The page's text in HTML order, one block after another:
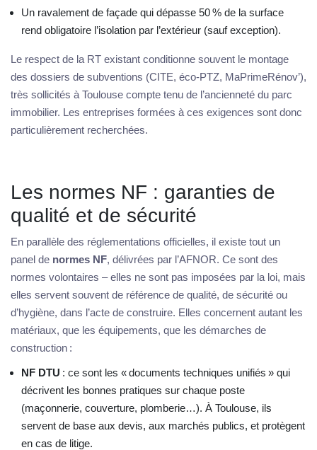
Un ravalement de façade qui dépasse 50 % de la surface
rend obligatoire l’isolation par l’extérieur (sauf exception).
Le respect de la RT existant conditionne souvent le montage
des dossiers de subventions (CITE, éco-PTZ, MaPrimeRénov’),
très sollicités à Toulouse compte tenu de l’ancienneté du parc
immobilier. Les entreprises formées à ces exigences sont donc
particulièrement recherchées.
Les normes NF : garanties de
qualité et de sécurité
En parallèle des réglementations officielles, il existe tout un
panel de normes NF, délivrées par l’AFNOR. Ce sont des
normes volontaires – elles ne sont pas imposées par la loi, mais
elles servent souvent de référence de qualité, de sécurité ou
d’hygiène, dans l’acte de construire. Elles concernent autant les
matériaux, que les équipements, que les démarches de
construction :
NF DTU : ce sont les « documents techniques unifiés » qui
décrivent les bonnes pratiques sur chaque poste
(maçonnerie, couverture, plomberie…). À Toulouse, ils
servent de base aux devis, aux marchés publics, et protègent
en cas de litige.